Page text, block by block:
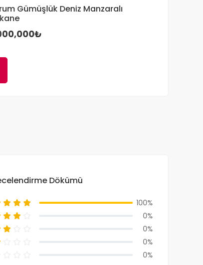
Gümüşlük Deniz Manzaralı
Dökümü
100%
0%
0%
0%
0%